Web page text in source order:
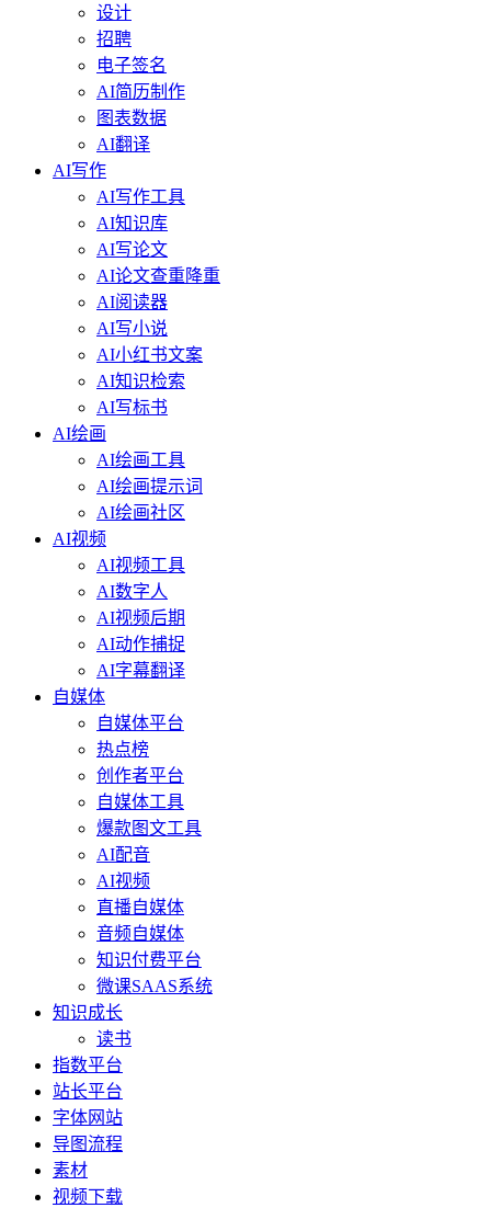
设计
招聘
电子签名
AI简历制作
图表数据
AI翻译
AI写作
AI写作工具
AI知识库
AI写论文
AI论文查重降重
AI阅读器
AI写小说
AI小红书文案
AI知识检索
AI写标书
AI绘画
AI绘画工具
AI绘画提示词
AI绘画社区
AI视频
AI视频工具
AI数字人
AI视频后期
AI动作捕捉
AI字幕翻译
自媒体
自媒体平台
热点榜
创作者平台
自媒体工具
爆款图文工具
AI配音
AI视频
直播自媒体
音频自媒体
知识付费平台
微课SAAS系统
知识成长
读书
指数平台
站长平台
字体网站
导图流程
素材
视频下载